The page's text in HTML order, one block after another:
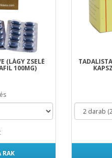
(LÁGY ZSELÉ
100MG)
RAK